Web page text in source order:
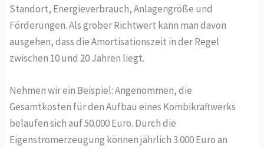
Standort, Energieverbrauch, Anlagengröße und
Förderungen. Als grober Richtwert kann man davon
ausgehen, dass die Amortisationszeit in der Regel
zwischen 10 und 20 Jahren liegt.
Nehmen wir ein Beispiel: Angenommen, die
Gesamtkosten für den Aufbau eines Kombikraftwerks
belaufen sich auf 50.000 Euro. Durch die
Eigenstromerzeugung können jährlich 3.000 Euro an